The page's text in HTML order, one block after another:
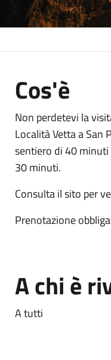
Cos'è
Non perdetevi la
Località Vetta a San
sentiero di 40 minuti
30 minuti.
Consulta il sito per
Prenotazione
A chi è
A tutti